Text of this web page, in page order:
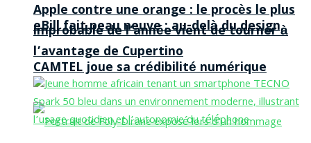
eBill fait peau neuve : au-delà du design,
CAMTEL joue sa crédibilité numérique
Apple contre une orange : le procès le plus
improbable de l’année vient de tourner à
l’avantage de Cupertino